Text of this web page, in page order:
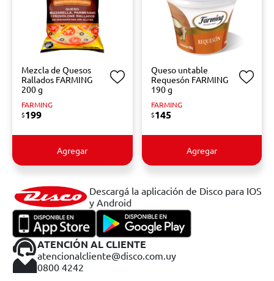
Mezcla de Quesos
Rallados FARMING
200 g
FARMING
$199
Agregar
Queso untable
Requesón FARMING
190 g
FARMING
$145
Agregar
Descargá la aplicación de Disco para IOS
y Android
ATENCIÓN AL CLIENTE
atencionalcliente@disco.com.uy
0800 4242